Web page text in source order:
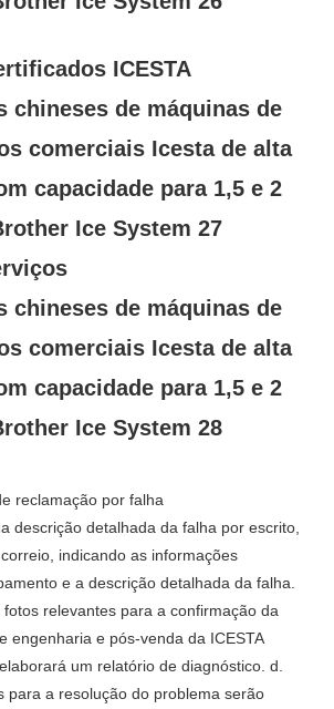
ICESTA
reclamação por falha
descrição detalhada da falha por escrito,
indicando as informações
e a descrição detalhada da falha.
relevantes para a confirmação da
engenharia e pós-venda da ICESTA
um relatório de diagnóstico. d.
para a resolução do problema serão